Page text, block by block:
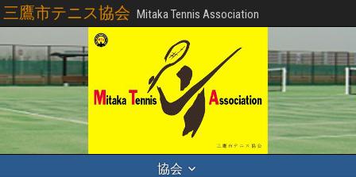
三鷹市テニス協会 Mitaka Tennis Association
協会